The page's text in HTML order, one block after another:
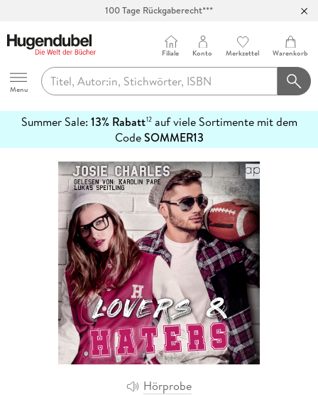
100 Tage Rückgaberecht***
Hugendubel
Menu
Filiale Konto Merkzettel Warenkorb
Summer Sale: 13% Rabatt12auf viele Sortimente mit dem
CodeSOMMER13
erfahren
Hörprobe